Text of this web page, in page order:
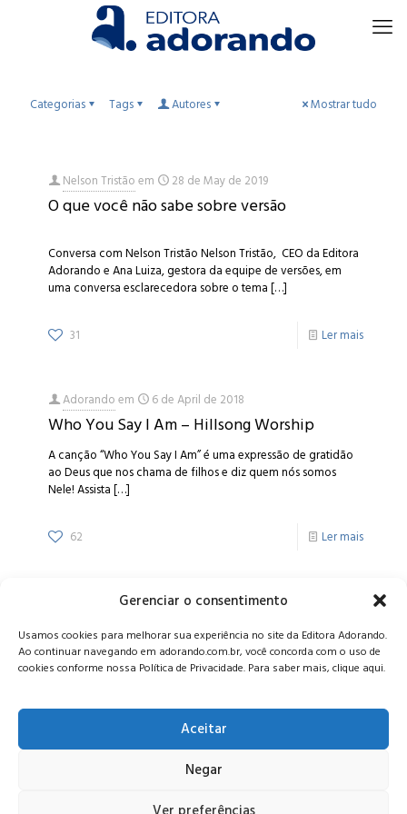
Gerenciar o consentimento
Usamos cookies para melhorar sua experiência no site da Editora Adorando.
Ao continuar navegando em adorando.com.br, você concorda com o uso de
cookies conforme nossa Política de Privacidade. Para saber mais, clique aqui.
Aceitar
Negar
Categorias Tags Autores Mostrar tudo
Nelson Tristãoem 28 de May de 2019
O que você não sabe sobre versão
Conversa com Nelson Tristão Nelson Tristão, CEO da Editora
Adorando e Ana Luiza, gestora da equipe de versões, em
uma conversa esclarecedora sobre o tema[…]
31 Ler mais
Adorandoem 6 de April de 2018
Who You Say I Am – Hillsong Worship
A canção “Who You Say I Am” é uma expressão de gratidão
ao Deus que nos chama de filhos e diz quem nós somos
Nele! Assista[…]
62 Ler mais
Alameda Oscar Niemeyer, 1033 – 7º Andar - Portaria 04, Vila da
Serra - Nova Lima/MG, CEP: 34006-065 - MG
CONTATO:editora@adorando.com.br
Consulte nossapolítica de privacidade